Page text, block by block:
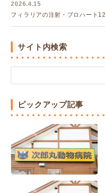
2026.4.15
フィラリアの注射・プロハート
サイト内検索
ピックアップ記事